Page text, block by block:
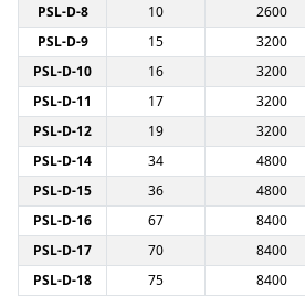
PSL-D-8
10 2600
PSL-D-9
15 3200
PSL-D-10
16 3200
PSL-D-11
17 3200
PSL-D-12
19 3200
PSL-D-14
34 4800
PSL-D-15
36 4800
PSL-D-16
67 8400
PSL-D-17
70 8400
PSL-D-18
75 8400